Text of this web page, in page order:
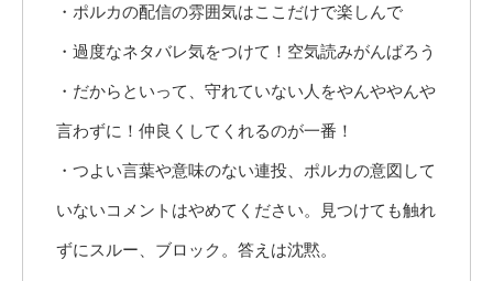
・ポルカの配信の雰囲気はここだけで楽しんで
・過度なネタバレ気をつけて！空気読みがんばろう
・だからといって、守れていない人をやんややんや
言わずに！仲良くしてくれるのが一番！
・つよい言葉や意味のない連投、ポルカの意図して
いないコメントはやめてください。見つけても触れ
ずにスルー、ブロック。答えは沈黙。